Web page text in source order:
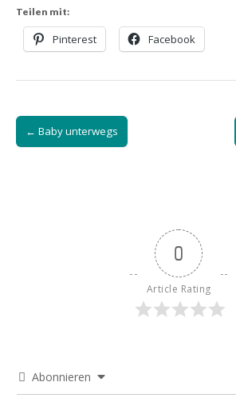
Teilen mit:
Pinterest Facebook
Post
navigation
← Baby unterwegs
0
Article Rating
Abonnieren